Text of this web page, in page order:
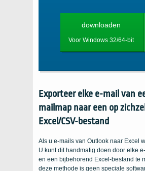
downloaden
Voor Windows 32/64-bit
Exporteer elke e-mail van
mailmap naar een op
Excel/CSV-bestand
Als u e-mails van Outlook naar Excel
U kunt dit handmatig doen door elke
en een bijbehorend Excel-bestand te
deze methode is geen speciale